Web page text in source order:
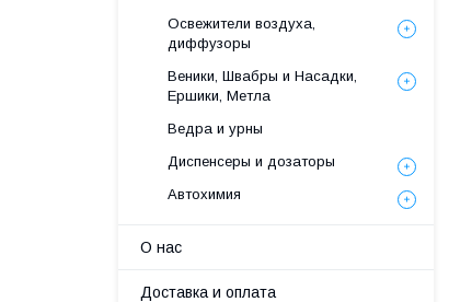
Освежители воздуха,
диффузоры
Веники, Швабры и Насадки,
Ершики, Метла
Ведра и урны
Диспенсеры и дозаторы
Автохимия
О нас
Доставка и оплата